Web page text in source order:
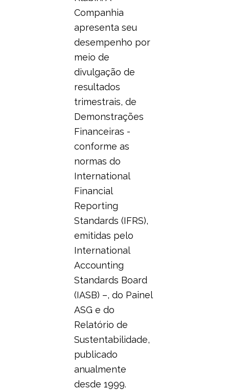
Companhia
apresenta seu
desempenho por
meio de
divulgação de
resultados
trimestrais, de
Demonstrações
Financeiras -
conforme as
normas do
International
Financial
Reporting
Standards (IFRS),
emitidas pelo
International
Accounting
Standards Board
(IASB) –, do Painel
ASG e do
Relatório de
Sustentabilidade,
publicado
anualmente
desde 1999.